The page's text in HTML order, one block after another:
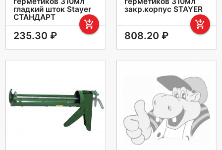
гладкий шток Stayer
СТАНДАРT
add_shopping_cart
235.30 ₽
закр.корпус STAYER
add_shopping_cart
808.20 ₽